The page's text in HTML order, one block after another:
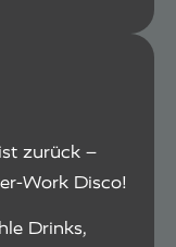
zurück –
Work Disco!
Drinks,